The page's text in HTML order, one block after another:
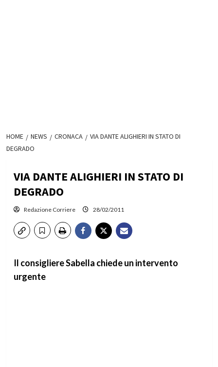
HOME NEWS CRONACA
VIA DANTE ALIGHIERI IN STATO DI
DEGRADO
VIA DANTE ALIGHIERI IN STATO DI
DEGRADO
Redazione Corriere 28/02/2011
Il consigliere Sabella chiede un intervento
urgente